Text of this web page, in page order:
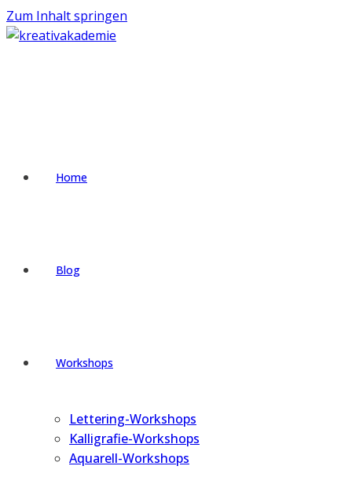
Zum Inhalt springen
Home
Blog
Workshops
Lettering-Workshops
Kalligrafie-Workshops
Aquarell-Workshops